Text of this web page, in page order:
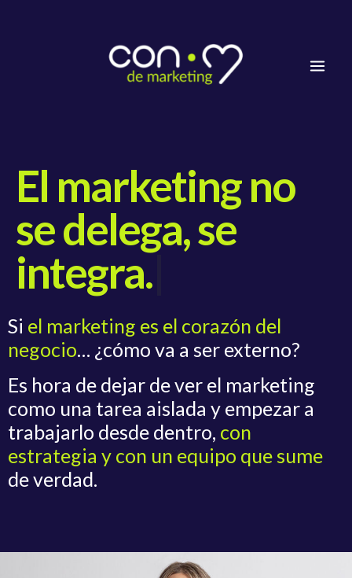
El marketing no
se delega, se
integra.
Si el marketing es el corazón del
negocio… ¿cómo va a ser externo?
Es hora de dejar de ver el marketing
como una tarea aislada y empezar a
trabajarlo desde dentro, con
estrategia y con un equipo que sume
de verdad.